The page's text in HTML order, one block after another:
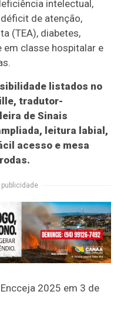
intelectual,
de atenção,
(TEA), diabetes,
em classe hospitalar e
listados no
tradutor-
de Sinais
leitura labial,
acesso e mesa
2025 em 3 de